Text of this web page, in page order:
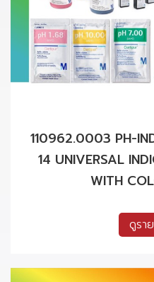
110962.0003 PH-
14 UNIVERSAL
WITH
ดูรา